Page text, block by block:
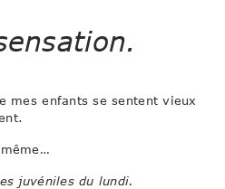
mes enfants se sentent vieux
juvéniles du lundi.